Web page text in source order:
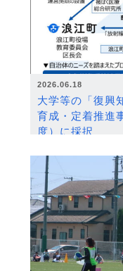
2026.06.18
大学等の「復興
育成・定着推進
度）に採択